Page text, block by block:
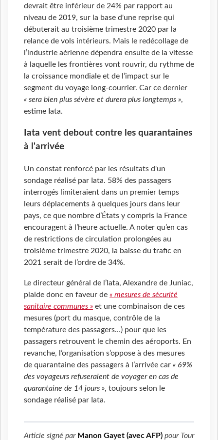
devrait être inférieur de 24% par rapport au
niveau de 2019, sur la base d'une reprise qui
débuterait au troisième trimestre 2020 par la
relance de vols intérieurs. Mais le redécollage de
l’industrie aérienne dépendra ensuite de la vitesse
à laquelle les frontières vont rouvrir, du rythme de
la croissance mondiale et de l’impact sur le
segment du voyage long-courrier. Car ce dernier
« sera bien plus sévère et durera plus longtemps »,
estime Iata.
Iata vent debout contre les quarantaines
à l'arrivée
Un constat renforcé par les résultats d'un
sondage réalisé par Iata. 58% des passagers
interrogés limiteraient dans un premier temps
leurs déplacements à quelques jours dans leur
pays, ce que nombre d’États y compris la France
encouragent à l’heure actuelle. A noter qu’en cas
de restrictions de circulation prolongées au
troisième trimestre 2020, la baisse du trafic en
2021 serait de l’ordre de 34%.
Le directeur général de l’Iata, Alexandre de Juniac,
plaide donc en faveur de « mesures de sécurité
sanitaire communes » et une combinaison de ces
mesures (port du masque, contrôle de la
température des passagers…) pour que les
passagers retrouvent le chemin des aéroports. En
revanche, l’organisation s’oppose à des mesures
de quarantaine des passagers à l’arrivée car « 69%
des voyageurs refuseraient de voyager en cas de
quarantaine de 14 jours », toujours selon le
sondage réalisé par Iata.
Article signé par Manon Gayet (avec AFP) pour Tour